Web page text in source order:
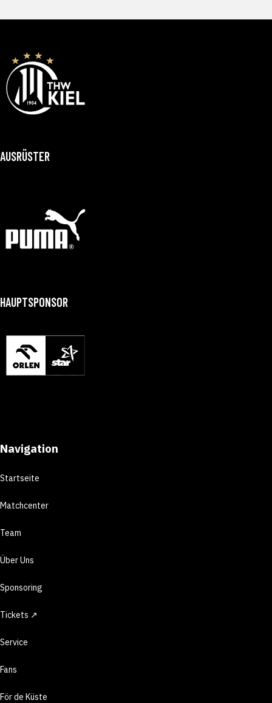
AUSRÜSTER
HAUPTSPONSOR
Navigation
Startseite
Matchcenter
Team
Über Uns
Sponsoring
Tickets ↗
Service
Fans
För de Küste